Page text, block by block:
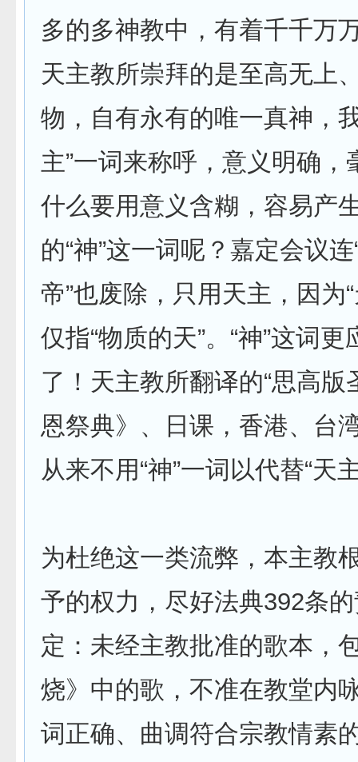
多的多神教中，有着千千万
天主教所崇拜的是至高无上
物，自有永有的唯一真神，
主”一词来称呼，意义明确，
什么要用意义含糊，容易产
的“神”这一词呢？嘉定会议连
帝”也废除，只用天主，因为
仅指“物质的天”。“神”这词
了！天主教所翻译的“思高版
恩祭典》、日课，香港、台
从来不用“神”一词以代替“天
为杜绝这一类流弊，本主教
予的权力，尽好法典392条
定：未经主教批准的歌本，
烧》中的歌，不准在教堂内
词正确、曲调符合宗教情素